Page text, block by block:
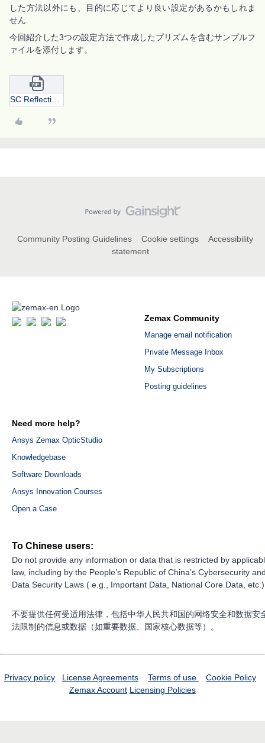
した方法以外にも、目的に応じてより良い設定があるかもしれま
せん
今回紹介した3つの設定方法で作成したプリズムを含むサンプルフ
ァイルを添付します。
Community Posting Guidelines Cookie settings
Accessibility
statement
Zemax Community
Manage email notification
Private Message Inbox
My Subscriptions
Posting guidelines
Need more help?
Ansys Zemax OpticStudio
Knowledgebase
Software Downloads
Ansys Innovation Courses
Open a Case
To Chinese users:
Do not provide any information or data that is restricted by
law, including by the People’s Republic of China’s Cybersecurity
Data Security Laws ( e.g., Important Data, National Core Data,
不要提供任何受适用法律，包括中华人民共和国的网络安全和数据安
法限制的信息或数据（如重要数据、国家核心数据等）。
Privacy policy License Agreements Terms of use
Cookie Policy
Zemax Account Licensing Policies